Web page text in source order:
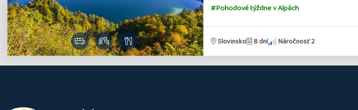
#Pohodové týždne v Alpách
Slovinsko 8 dní Náročnosť 2